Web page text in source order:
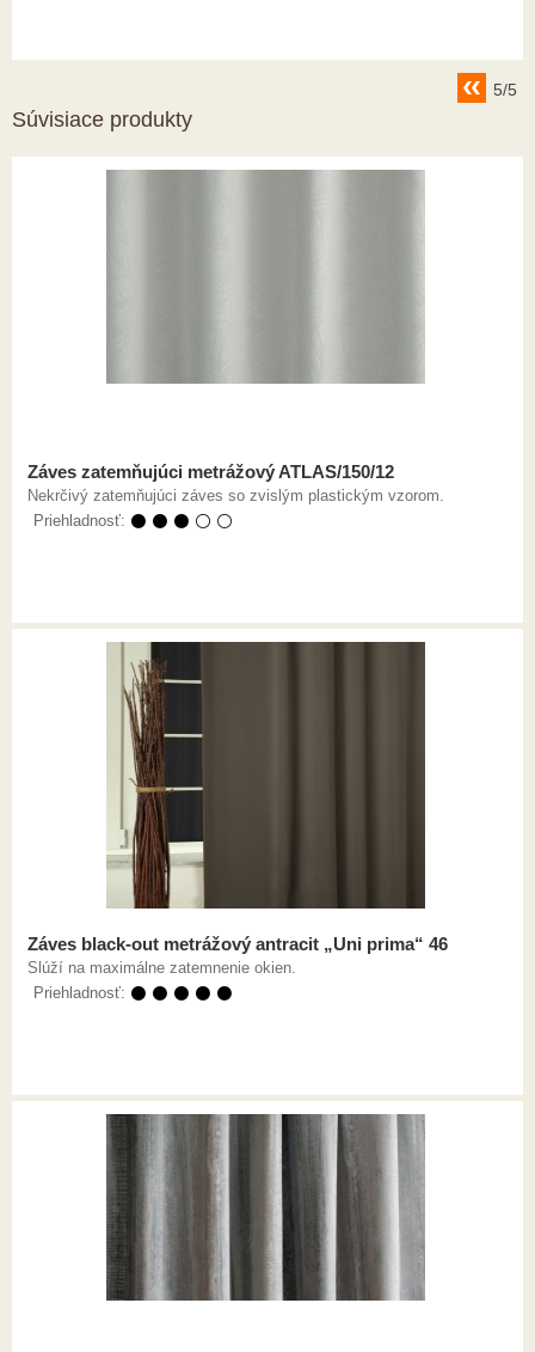
5/5
Súvisiace produkty
Záves zatemňujúci metrážový ATLAS/150/12
Nekrčivý zatemňujúci záves so zvislým plastickým vzorom.
Priehladnosť: ⚫ ⚫ ⚫ ⚪ ⚪
Záves black-out metrážový antracit „Uni prima“ 46
Slúží na maximálne zatemnenie okien.
Priehladnosť: ⚫ ⚫ ⚫ ⚫ ⚫